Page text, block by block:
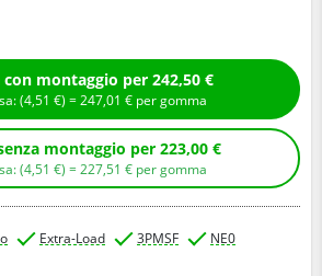
Compra con montaggio per 242,50 €
+ Ecotassa: (4,51 € ) =247,01 € per gomma
Compra senza montaggio per 223,00 €
+ Ecotassa: (4,51 € ) =227,51 € per gomma
Extra-Load 3PMSF NE0